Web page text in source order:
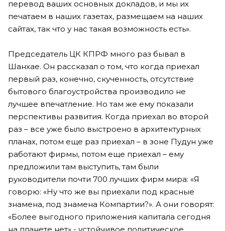
перевод ваших основных докладов, и мы их
печатаем в наших газетах, размещаем на наших
сайтах, так что у нас такая возможность есть».
Председатель ЦК КПРФ много раз бывал в
Шанхае. Он рассказал о том, что когда приехал
первый раз, конечно, скученность, отсутствие
бытового благоустройства производило не
лучшее впечатление. Но там же ему показали
перспективы развития. Когда приехал во второй
раз – все уже было выстроено в архитектурных
планах, потом еще раз приехал – в зоне Пудун уже
работают фирмы, потом еще приехал – ему
предложили там выступить, там были
руководители почти 700 лучших фирм мира: «Я
говорю: «Ну что же вы приехали под красные
знамена, под знамена Компартии?». А они говорят:
«Более выгодного приложения капитала сегодня